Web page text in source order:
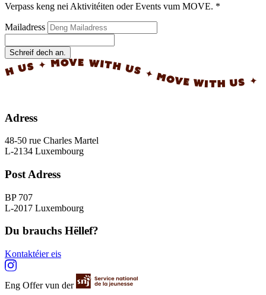
Verpass keng nei Aktivitéiten oder Events vum MOVE. *
Mailadress
Schreif dech an.
✦ MOVE WITH US ✦ MOVE WITH US ✦ MOVE
Adress
48-50 rue Charles Martel
L-2134 Luxembourg
Post Adress
BP 707
L-2017 Luxembourg
Du brauchs Hëllef?
Kontaktéier eis
Eng Offer vun der